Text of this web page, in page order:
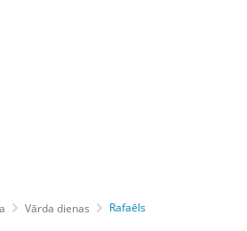
Vārda dienas Rafaēls